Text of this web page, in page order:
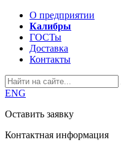
О предприятии
Калибры
ГОСТы
Доставка
Контакты
ENG
Оставить заявку
Контактная информация